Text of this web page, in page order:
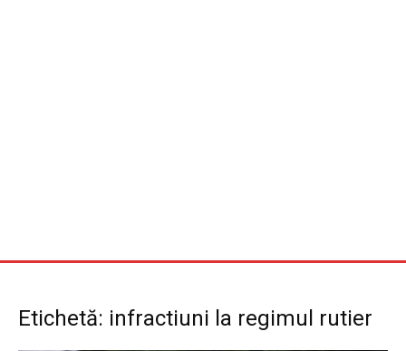
Etichetă: infractiuni la regimul rutier